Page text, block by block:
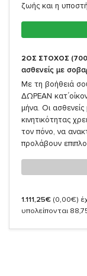
ζωής και η
2ΟΣ ΣΤΟΧΟΣ
ασθενείς με
Με τη βοήθειά
ΔΩΡΕΑΝ
μήνα. Οι
κινητικότητας
τον πόνο, να
προλάβουν
1.111,25€ (0,00€)
υπολείπονται